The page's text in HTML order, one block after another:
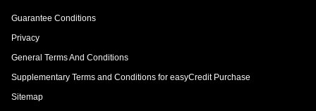
Guarantee Conditions
Privacy
General Terms And Conditions
Supplementary Terms and Conditions for easyCredit Purchase
Sitemap